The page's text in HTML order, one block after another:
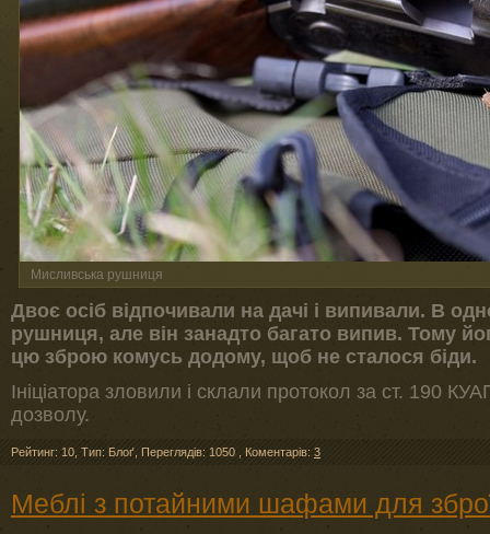
Мисливська рушниця
Двоє осіб відпочивали на дачі і випивали. В
рушниця, але він занадто багато випив. Тому
цю зброю комусь додому, щоб не сталося біди.
Ініціатора зловили і склали протокол за ст. 190
дозволу.
Рейтинг: 10 Тип: Блоґ Переглядів: 1050 Коментарів: 3
Меблі з потайними шафами для